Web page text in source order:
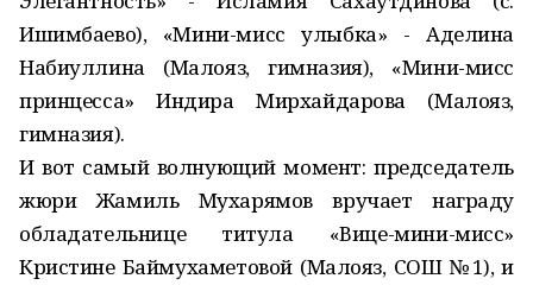
Ишимбаево), «Мини-мисс улыбка» - Аделина
Набиуллина (Малояз, гимназия), «Мини-мисс
принцесса» Индира Мирхайдарова (Малояз,
гимназия).
И вот самый волнующий момент: председатель
жюри Жамиль Мухарямов вручает награду
обладательнице титула «Вице-мини-мисс»
Кристине Баймухаметовой (Малояз, СОШ №1), и